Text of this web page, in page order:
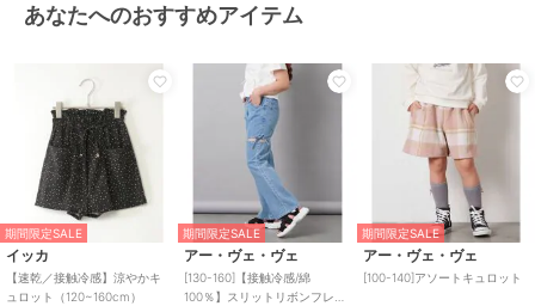
あなたへのおすすめアイテム
期間限定SALE
イッカ
【速乾／接触冷感】涼やかキ
ュロット（120~160cm）
期間限定SALE
アー・ヴェ・ヴェ
[130-160]【接触冷感/綿
100％】スリットリボンフレア
期間限定SALE
アー・ヴェ・ヴェ
[100-140]アソートキュロット